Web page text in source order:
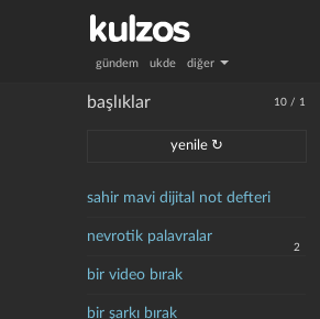
gündem ukde diğer
10 / 1
başlıklar
yenile ↻
sahir mavi dijital not defteri
nevrotik palavralar
2
bir video bırak
bir şarkı bırak